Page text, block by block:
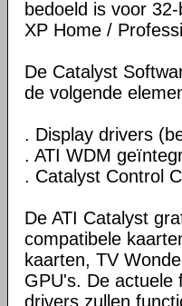
bedoeld is voor
XP Home /
De Catalyst
de volgende
. Display drivers
. ATI WDM
. Catalyst Control
De ATI Catalyst
compatibele
kaarten, TV
GPU's. De actuele
drivers zullen